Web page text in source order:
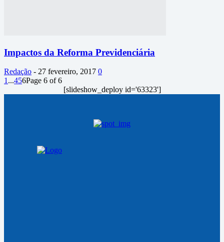
Impactos da Reforma Previdenciária
Redação - 27 fevereiro, 2017 0
1 ...456Page 6 of 6
[slideshow_deploy id='63323']